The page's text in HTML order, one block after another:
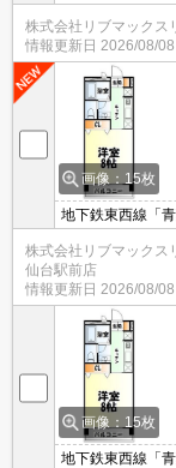
ビニ・スーパー
のでセキュリテ
Xも完備！
株式会社リブマックス
情報更新日 2026/08/08
画像：15枚
地下鉄東西線「
ビニ・スーパー
のでセキュリテ
Xも完備！
株式会社リブマックス
仙台駅前店
情報更新日 2026/08/08
画像：15枚
地下鉄東西線「